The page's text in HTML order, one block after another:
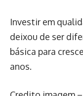
Investir em
deixou de ser
básica para
anos.